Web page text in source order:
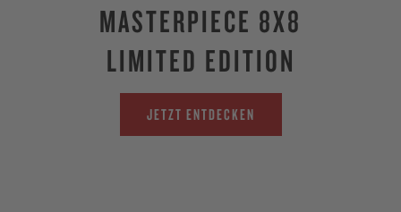
MASTERPIECE 8X8
LIMITED EDITION
JETZT ENTDECKEN